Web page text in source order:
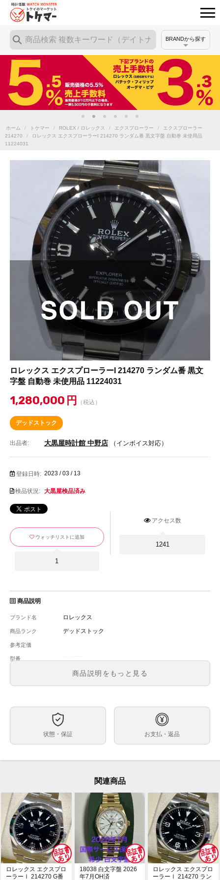
BRANDから探す
ホーム / トケマー / ROLEX / ロレックス / エクスプローラー /
エクスプローラー
214270
/
ロレックス エクスプローラーI 214270 ランダム番 黒文字盤 自動巻 未使用品
11224031
ロレックス エクスプローラーI 214270 ランダム番 黒文
字盤 自動巻 未使用品 11224031
1,280,000 円 （税込）
デッドストック
出品者: 大黒屋時計館 中野店 （インボイス対応）
登録日時: 2023 / 03 / 13
検品状況: 大黒屋検品済み
アクセス数
1241
ウォッチリストに追加
1
商品説明
ブランド名 ロレックス
商品ランク デッドストック
参考定価
型番
メンズ
文字盤 黒文字盤
39ｍｍ
ケース素材
ノメータータグ・プライスタグ・ベゼルカバー
シール付きの未使用品です。
コメント
ロレックスプロフェッショナルモデルの定番、インデッ
クスに夜光が入った後期型のエクスプローラーⅠが入荷
致しました！
全てのシールが残ったデッドストック品はほとんど入荷
がなく、希少品となります。
コレクションとしても良し、ファーストオーナの気分で
気持ちよくお使いになりたい方にもオススメできる商品
ですのでこの機会に是非ご検討下さい。
商品説明をもっと見る
状態・保証 お支払・返品
関連商品
ロレックス エクスプロ
ーラーⅠ 214270 G番
18038 白文字盤 2026
年7月OH済
ロレックス エクスプロ
ーラーⅠ 214270 ラン